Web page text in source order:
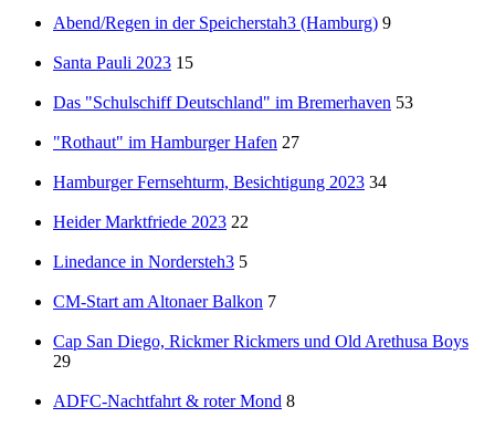
Abend/Regen in der Speicherstah3 (Hamburg) 9
Santa Pauli 2023 15
Das "Schulschiff Deutschland" im Bremerhaven 53
"Rothaut" im Hamburger Hafen 27
Hamburger Fernsehturm, Besichtigung 2023 34
Heider Marktfriede 2023 22
Linedance in Nordersteh3 5
CM-Start am Altonaer Balkon 7
Cap San Diego, Rickmer Rickmers und Old Arethusa Boys
29
ADFC-Nachtfahrt & roter Mond 8